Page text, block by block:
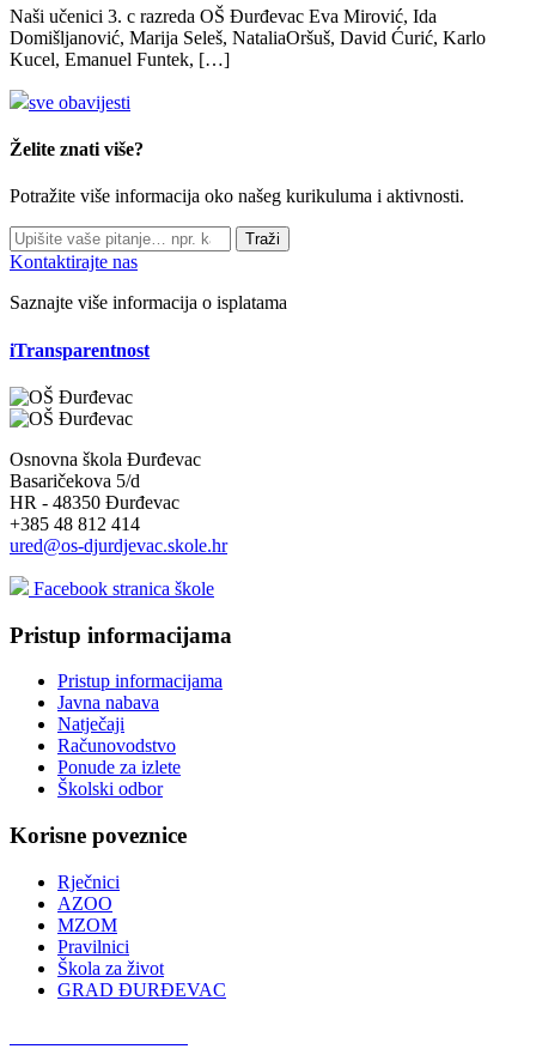
Naši učenici 3. c razreda OŠ Đurđevac Eva Mirović, Ida
Domišljanović, Marija Seleš, NataliaOršuš, David Ćurić, Karlo
Kucel, Emanuel Funtek, […]
sve obavijesti
Želite znati više?
Potražite više informacija oko našeg kurikuluma i aktivnosti.
Traži
Kontaktirajte nas
Saznajte više informacija o isplatama
iTransparentnost
Osnovna škola Đurđevac
Basaričekova 5/d
HR - 48350 Đurđevac
+385 48 812 414
ured@os-djurdjevac.skole.hr
Facebook stranica škole
Pristup informacijama
Pristup informacijama
Javna nabava
Natječaji
Računovodstvo
Ponude za izlete
Školski odbor
Korisne poveznice
Rječnici
AZOO
MZOM
Pravilnici
Škola za život
GRAD ĐURĐEVAC